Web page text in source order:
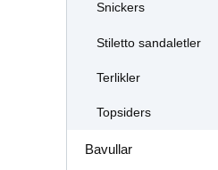
Snickers
Stiletto sandaletler
Terlikler
Topsiders
Bavullar